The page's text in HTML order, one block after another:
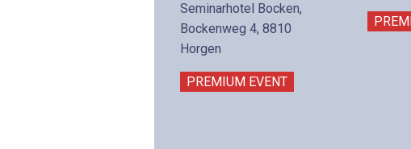
Seminarhotel Bocken,
Bockenweg 4, 8810
Horgen
PREMIUM EVENT